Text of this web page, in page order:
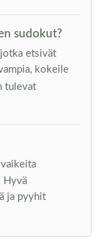
sudokut?
etsivät
kokeile
tulevat
Hyvä
ja pyyhit